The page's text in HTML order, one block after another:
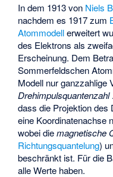
In dem 1913 von Niels
nachdem es 1917 zum
Atommodellerweitert
des Elektrons als
Erscheinung. Dem
Sommerfeldschen
Modell nur ganzzahlige
Drehimpulsquantenzahl
dass die Projektion
eine Koordinatenachse
wobei diemagnetische
Richtungsquantelung)
beschränkt ist. Für die
alle Werte haben.